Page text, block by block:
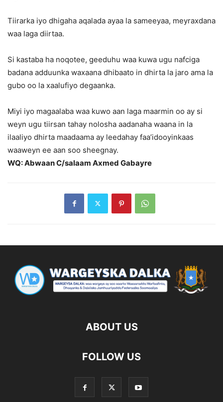
Tiirarka iyo dhigaha aqalada ayaa la sameeyaa, meyraxdana
waa laga diirtaa.
Si kastaba ha noqotee, geeduhu waa kuwa ugu nafciga
badana adduunka waxaana dhibaato in dhirta la jaro ama la
gubo oo la xaalufiyo degaanka.
Miyi iyo magaalaba waa kuwo aan laga maarmin oo ay si
weyn ugu tiirsan tahay nolosha aadanaha waana in la
ilaaliyo dhirta maadaama ay leedahay faa’idooyinkaas
waaweyn ee aan soo sheegnay.
WQ: Abwaan C/salaam Axmed Gabayre
ABOUT US
FOLLOW US